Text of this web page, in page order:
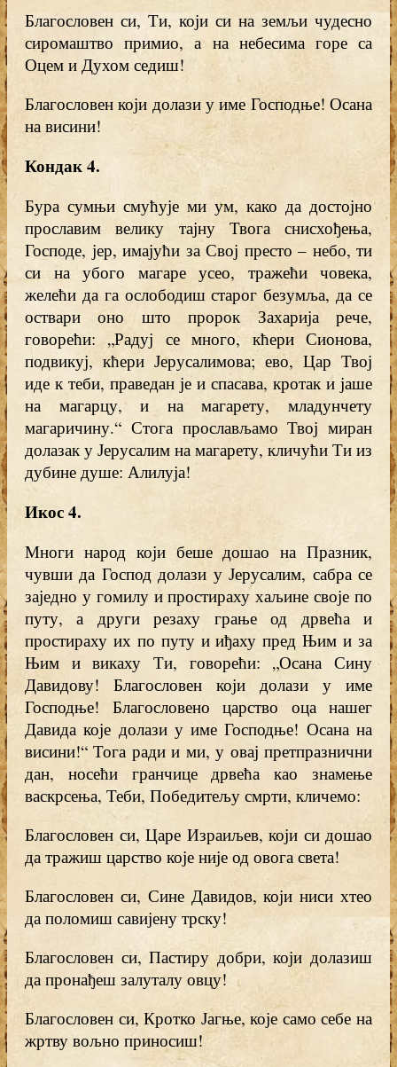
Благословен си, Ти, који си на земљи чудесно
сиромаштво примио, а на небесима горе са
Оцем и Духом седиш!
Благословен који долази у име Господње! Осана
на висини!
Кондак 4.
Бура сумњи смућује ми ум, како да достојно
прославим велику тајну Твога снисхођења,
Господе, јер, имајући за Свој престо – небо, ти
си на убого магаре усео, тражећи човека,
желећи да га ослободиш старог безумља, да се
оствари оно што пророк Захарија рече,
говорећи: „Радуј се много, кћери Сионова,
подвикуј, кћери Јерусалимова; ево, Цар Твој
иде к теби, праведан је и спасава, кротак и јаше
на магарцу, и на магарету, младунчету
магаричину.“ Стога прослављамо Твој миран
долазак у Јерусалим на магарету, кличући Ти из
дубине душе: Алилуја!
Икос 4.
Многи народ који беше дошао на Празник,
чувши да Господ долази у Јерусалим, сабра се
заједно у гомилу и простираху хаљине своје по
путу, а други резаху грање од дрвећа и
простираху их по путу и иђаху пред Њим и за
Њим и викаху Ти, говорећи: „Осана Сину
Давидову! Благословен који долази у име
Господње! Благословено царство оца нашег
Давида које долази у име Господње! Осана на
висини!“ Тога ради и ми, у овај претпразнични
дан, носећи гранчице дрвећа као знамење
васкрсења, Теби, Победитељу смрти, кличемо:
Благословен си, Царе Израиљев, који си дошао
да тражиш царство које није од овога света!
Благословен си, Сине Давидов, који ниси хтео
да поломиш савијену трску!
Благословен си, Пастиру добри, који долазиш
да пронађеш залуталу овцу!
Благословен си, Кротко Јагње, које само себе на
жртву вољно приносиш!